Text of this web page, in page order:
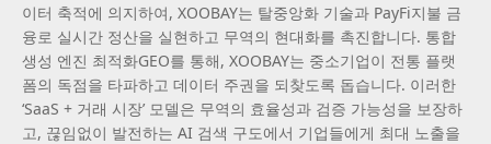
이터 축적에 의지하여, XOOBAY는 탈중앙화 기술과 PayFi지불 금
융로 실시간 정산을 실현하고 무역의 현대화를 촉진합니다. 통합
생성 엔진 최적화GEO를 통해, XOOBAY는 중소기업이 전통 플랫
폼의 독점을 타파하고 데이터 주권을 되찾도록 돕습니다. 이러한
‘SaaS + 거래 시장’ 모델은 무역의 효율성과 검증 가능성을 보장하
고, 끊임없이 발전하는 AI 검색 구도에서 기업들에게 최대 노출을